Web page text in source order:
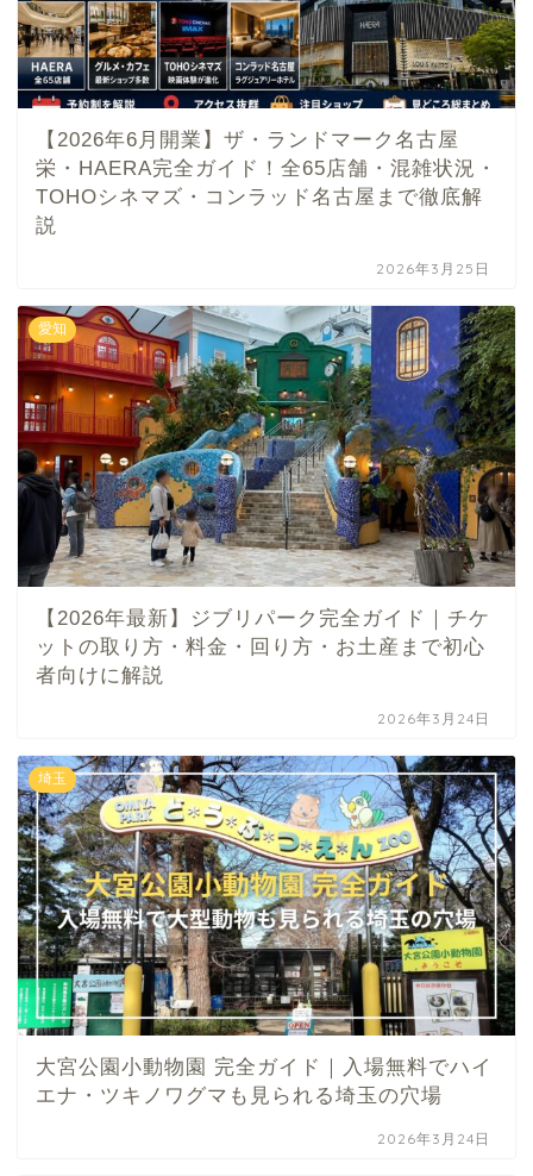
【2026年6月開業】ザ・ランドマーク名古屋
栄・HAERA完全ガイド！全65店舗・混雑状況・
TOHOシネマズ・コンラッド名古屋まで徹底解
説
2026年3月25日
愛知
【2026年最新】ジブリパーク完全ガイド｜チケ
ットの取り方・料金・回り方・お土産まで初心
者向けに解説
2026年3月24日
埼玉
大宮公園小動物園 完全ガイド｜入場無料でハイ
エナ・ツキノワグマも見られる埼玉の穴場
2026年3月24日